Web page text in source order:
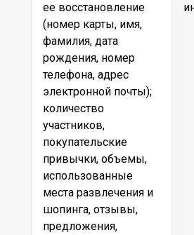
ее восстановление
(номер карты, имя,
фамилия, дата
рождения, номер
телефона, адрес
электронной почты);
количество
участников,
покупательские
привычки, объемы,
использованные
места развлечения и
шопинга, отзывы,
предложения,